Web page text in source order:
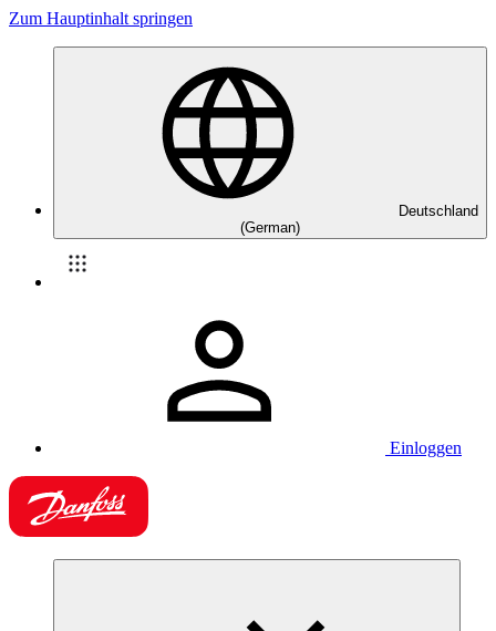
Zum Hauptinhalt springen
Deutschland
(German)
Einloggen